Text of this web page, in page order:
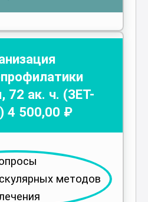
, 72 ак. ч. (ЗЕТ-
4 500,00 ₽